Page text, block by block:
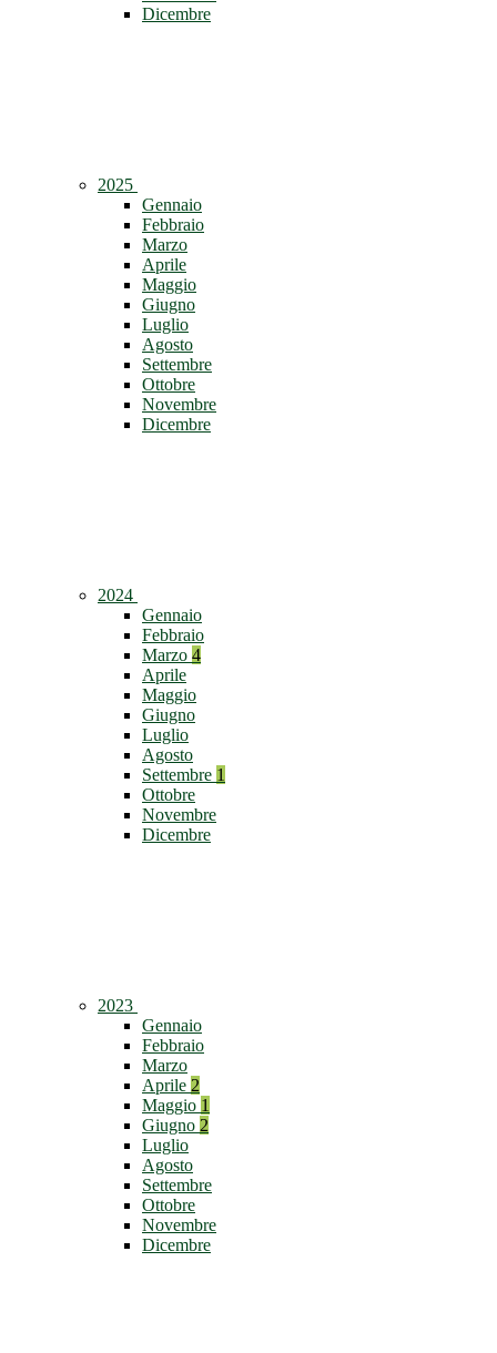
Dicembre
2025
Gennaio
Febbraio
Marzo
Aprile
Maggio
Giugno
Luglio
Agosto
Settembre
Ottobre
Novembre
Dicembre
2024
Gennaio
Febbraio
Marzo 4
Aprile
Maggio
Giugno
Luglio
Agosto
Settembre 1
Ottobre
Novembre
Dicembre
2023
Gennaio
Febbraio
Marzo
Aprile 2
Maggio 1
Giugno 2
Luglio
Agosto
Settembre
Ottobre
Novembre
Dicembre